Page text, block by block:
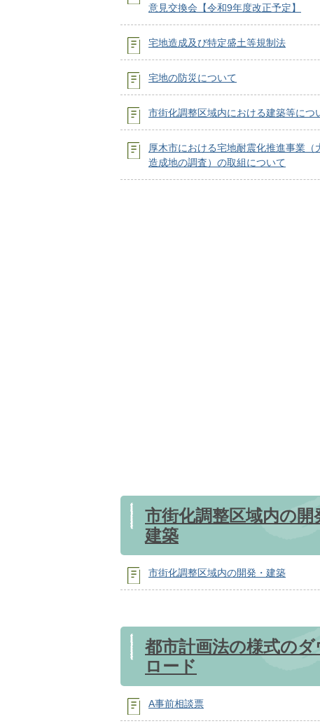
意見交換会【令和9年度改正予定】
宅地造成及び特定盛土等規制法
宅地の防災について
市街化調整区域内における建築等につ
厚木市における宅地耐震化推進事業（
造成地の調査）の取組について
市街化調整区域内の開
建築
市街化調整区域内の開発・建築
都市計画法の様式のダ
ロード
A事前相談票